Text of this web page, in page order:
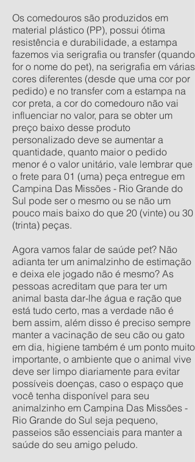
Os comedouros são produzidos em
material plástico (PP), possui ótima
resistência e durabilidade, a estampa
fazemos via serigrafia ou transfer (quando
for o nome do pet), na serigrafia em várias
cores diferentes (desde que uma cor por
pedido) e no transfer com a estampa na
cor preta, a cor do comedouro não vai
influenciar no valor, para se obter um
preço baixo desse produto
personalizado deve se aumentar a
quantidade, quanto maior o pedido
menor é o valor unitário, vale lembrar que
o frete para 01 (uma) peça entregue em
Campina Das Missões - Rio Grande do
Sul pode ser o mesmo ou se não um
pouco mais baixo do que 20 (vinte) ou 30
(trinta) peças.
Agora vamos falar de saúde pet? Não
adianta ter um animalzinho de estimação
e deixa ele jogado não é mesmo? As
pessoas acreditam que para ter um
animal basta dar-lhe água e ração que
está tudo certo, mas a verdade não é
bem assim, além disso é preciso sempre
manter a vacinação de seu cão ou gato
em dia, higiene também é um ponto muito
importante, o ambiente que o animal vive
deve ser limpo diariamente para evitar
possíveis doenças, caso o espaço que
você tenha disponível para seu
animalzinho em Campina Das Missões -
Rio Grande do Sul seja pequeno,
passeios são essenciais para manter a
saúde do seu amigo peludo.